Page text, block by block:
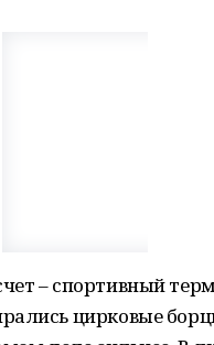
– спортивный
цирковые